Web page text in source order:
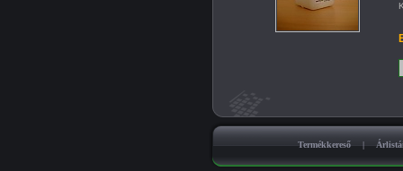
Termékkereső |